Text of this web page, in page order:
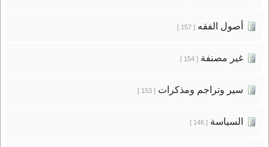
أصول الفقه[ 157 ]
غير مصنفة[ 154 ]
سير وتراجم ومذكرات[ 153 ]
السياسة[ 146 ]